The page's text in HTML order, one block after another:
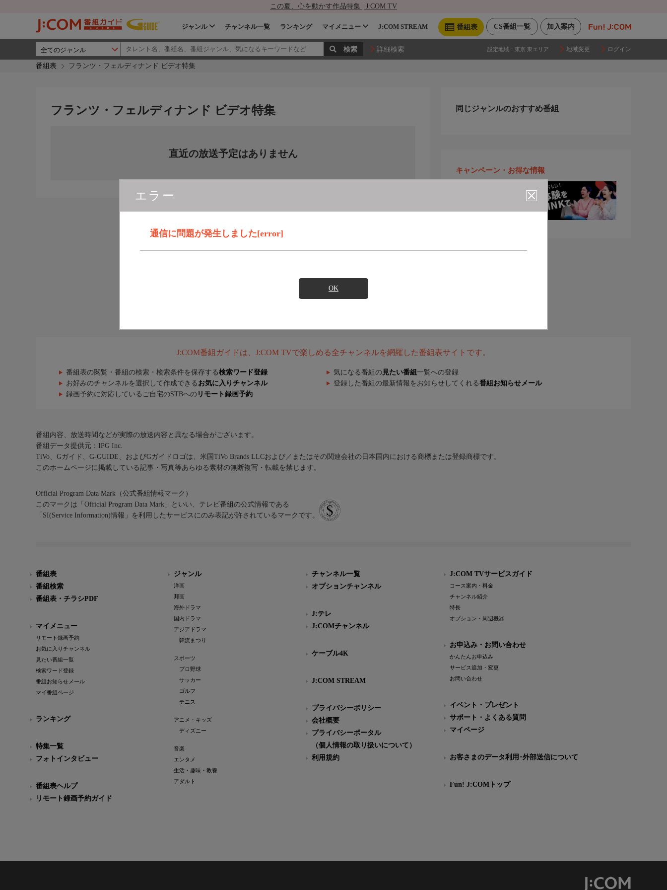
この夏、心を動かす作品特集 | J:COM TV
加入案内
CS番組一覧
番組表
ジャンル チャンネル一覧 ランキング マイメニュー J:COM STREAM
詳細検索 設定地域： 東京 東エリア 地域変更 ログイン
番組表 フランツ・フェルディナンド ビデオ特集
エラー
通信に問題が発生しました[error]
OK
フランツ・フェルディナンド ビデオ特集
直近の放送予定はありません
同じジャンルのおすすめ番組
キャンペーン・お得な情報
J:COM番組ガイドは、J:COM TVで楽しめる全チャンネルを網羅した番組表サイトです。
番組表の閲覧・番組の検索・検索条件を保存する検索ワード登録 気になる番組の 見たい番組 一覧への登録
お好みのチャンネルを選択して作成できる お気に入りチャンネル 登録した番組の最新情報をお知らせしてくれる番組お知らせメール
録画予約に対応しているご自宅のSTBへの リモート録画予約
番組内容、放送時間などが実際の放送内容と異なる場合がございます。
番組データ提供元：IPG Inc.
TiVo、Gガイド、G-GUIDE、およびGガイドロゴは、米国TiVo Brands LLCおよび／またはその関連会社の日本国内における商標または登録商標です。
このホームページに掲載している記事・写真等あらゆる素材の無断複写・転載を禁じます。
Official Program Data Mark（公式番組情報マーク）
このマークは「Official Program Data Mark」といい、テレビ番組の公式情報である
「SI(Service Information)情報」を利用したサービスにのみ表記が許されているマークです。
番組表
番組検索
番組表・チラシPDF
マイメニュー
リモート録画予約
お気に入りチャンネル
見たい番組一覧
検索ワード登録
番組お知らせメール
マイ番組ページ
ランキング
特集一覧
フォトインタビュー
番組表ヘルプ
リモート録画予約ガイド
ジャンル
洋画
邦画
海外ドラマ
国内ドラマ
アジアドラマ
韓流まつり
スポーツ
プロ野球
サッカー
ゴルフ
テニス
アニメ・キッズ
ディズニー
音楽
エンタメ
生活・趣味・教養
アダルト
チャンネル一覧
オプションチャンネル
J:テレ
J:COMチャンネル
ケーブル4K
J:COM STREAM
プライバシーポリシー
会社概要
プライバシーポータル
（個人情報の取り扱いについて）
利用規約
J:COM TVサービスガイド
コース案内・料金
チャンネル紹介
特長
オプション・周辺機器
お申込み・お問い合わせ
かんたんお申込み
サービス追加・変更
お問い合わせ
イベント・プレゼント
サポート・よくある質問
マイページ
お客さまのデータ利用･外部送信について
Fun! J:COMトップ